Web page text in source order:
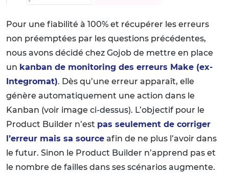
Pour une fiabilité à 100% et récupérer les erreurs
non préemptées par les questions précédentes,
nous avons décidé chez Gojob de mettre en place
un kanban de monitoring des erreurs Make (ex-
Integromat). Dès qu’une erreur apparaît, elle
génère automatiquement une action dans le
Kanban (voir image ci-dessus). L’objectif pour le
Product Builder n’est pas seulement de corriger
l’erreur mais sa source afin de ne plus l’avoir dans
le futur. Sinon le Product Builder n’apprend pas et
le nombre de failles dans ses scénarios augmente.